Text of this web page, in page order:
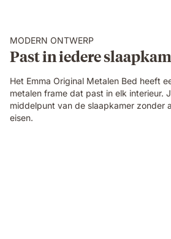
MODERN ONTWERP
Past in iedere
Het Emma Original Metalen Bed heeft
metalen frame dat past in elk interieur.
middelpunt van de slaapkamer zonder
eisen.